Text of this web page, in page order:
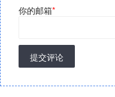
你的邮箱*
提交评论